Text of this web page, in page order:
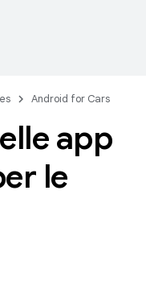
Android for Cars
app
le